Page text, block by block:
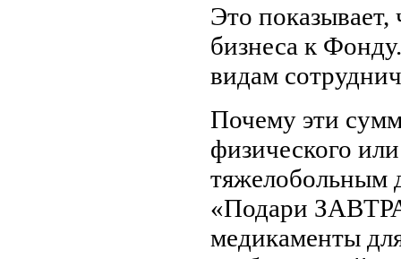
Это
бизнеса к
видам
Почему эти
физического
тяжелобольным
«Подари
медикаменты